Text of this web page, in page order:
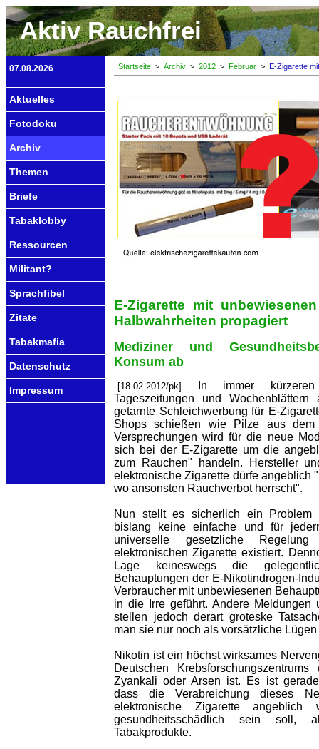
Aktiv Rauchfrei
07.08.2026
Aktuelles
Fotodoku
Archiv
Themen
Briefe
Tabaklobby
Ressourcen
Militant?
Sprachfibel
Zitate
Tabakmafia
Datenschutz
Impressum
Startseite > Archiv > 2012 > Februar > E-Zigarette
E-Zigarette mit
Halbwahrheiten propagiert
Mediziner und
Konsum ab
[18.02.2012/pk]
In immer
Tageszeitungen und
getarnte Schleichwerbung für E-
Shops schießen wie Pilze aus dem
Versprechungen wird für die neue
sich bei der E-Zigarette um die
zum Rauchen" handeln. Hersteller
elektronische Zigarette dürfe angeblich
wo ansonsten Rauchverbot herrscht".
Nun stellt es sicherlich ein Problem
bislang keine einfache und für
universelle gesetzliche
elektronischen Zigarette existiert.
Lage keineswegs die
Behauptungen der E-Nikotindrogen-
Verbraucher mit unbewiesenen
in die Irre geführt. Andere Meldungen
stellen jedoch derart groteske
man sie nur noch als vorsätzliche
Nikotin ist ein höchst wirksames
Deutschen
Zyankali oder Arsen ist. Es ist
dass die Verabreichung dieses
elektronische Zigarette angeblich
gesundheitsschädlich sein soll,
Tabakprodukte.